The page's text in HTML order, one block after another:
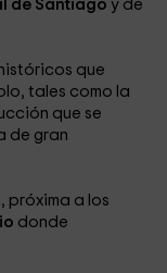
de Santiago y de
que
tales como la
que se
de gran
próxima a los
donde